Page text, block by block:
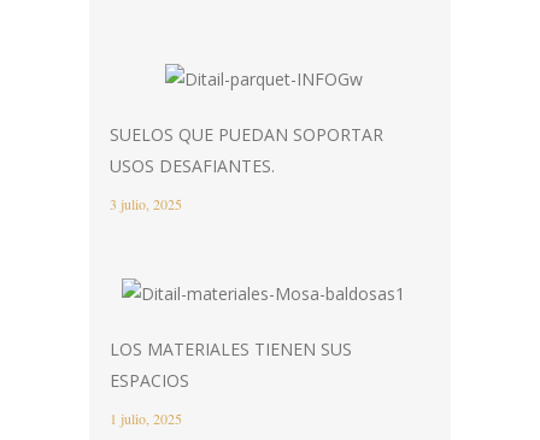
SUELOS QUE PUEDAN SOPORTAR
USOS DESAFIANTES.
3 julio, 2025
LOS MATERIALES TIENEN SUS
ESPACIOS
1 julio, 2025